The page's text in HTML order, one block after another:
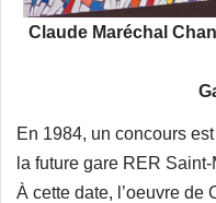
Claude Maréchal
En 1984, un concours
la future gare RER
À cette date, l’oeuvre de